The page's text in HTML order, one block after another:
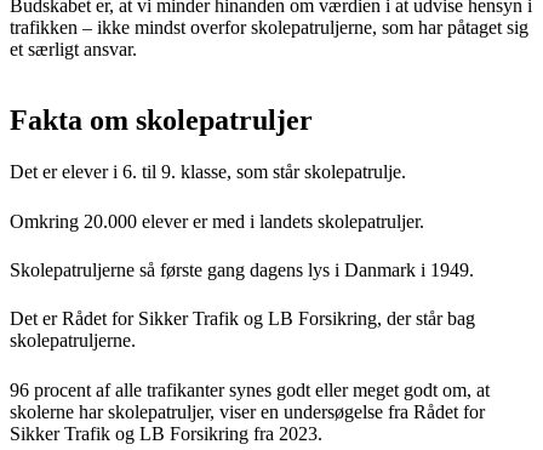
Budskabet er, at vi minder hinanden om værdien i at udvise hensyn i
trafikken – ikke mindst overfor skolepatruljerne, som har påtaget sig
et særligt ansvar.
Fakta om skolepatruljer
Det er elever i 6. til 9. klasse, som står skolepatrulje.
Omkring 20.000 elever er med i landets skolepatruljer.
Skolepatruljerne så første gang dagens lys i Danmark i 1949.
Det er Rådet for Sikker Trafik og LB Forsikring, der står bag
skolepatruljerne.
96 procent af alle trafikanter synes godt eller meget godt om, at
skolerne har skolepatruljer, viser en undersøgelse fra Rådet for
Sikker Trafik og LB Forsikring fra 2023.